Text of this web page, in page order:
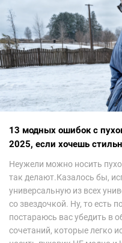
13 модных ошибок с
2025, если хочешь
Неужели можно носить
так делают.Казалось бы,
универсальную из всех
со звездочкой. Ну, то есть
постараюсь вас убедить в
сочетаний, которые легко